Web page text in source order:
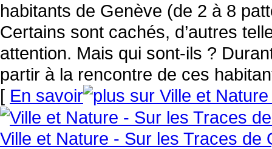
habitants de Genève (de 2 à 8
Certains sont cachés, d’autres
attention. Mais qui sont-ils ?
partir à la rencontre de ces
[ En savoir
Ville et Nature - Sur les Traces de